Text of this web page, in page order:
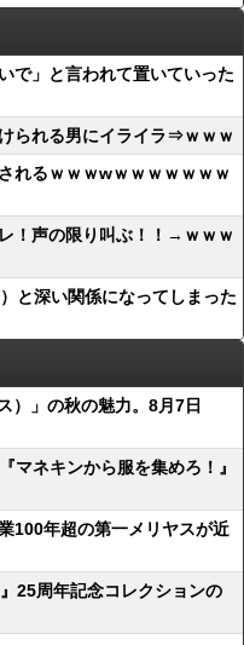
で」と言われて置いていった
られる男にイライラ⇒ｗｗｗ
れるｗｗｗwｗｗｗｗｗｗｗ
！声の限り叫ぶ！！→ｗｗｗ
と深い関係になってしまった
）」の秋の魅力。8月7日
ネキンから服を集めろ！』
100年超の第一メリヤスが近
25周年記念コレクションの